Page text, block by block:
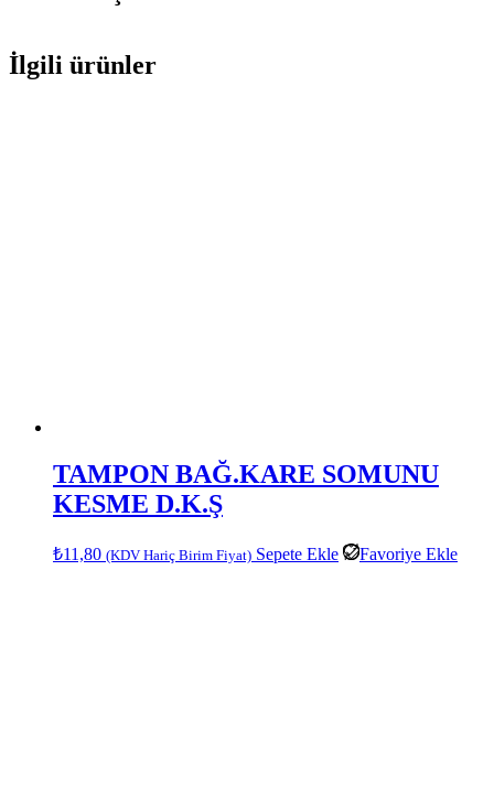
İlgili ürünler
TAMPON BAĞ.KARE SOMUNU
KESME D.K.Ş
₺11,80 (KDV Hariç Birim Fiyat) Sepete Ekle Favoriye Ekle